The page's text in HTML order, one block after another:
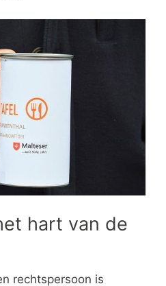
hart van de
rechtspersoon is